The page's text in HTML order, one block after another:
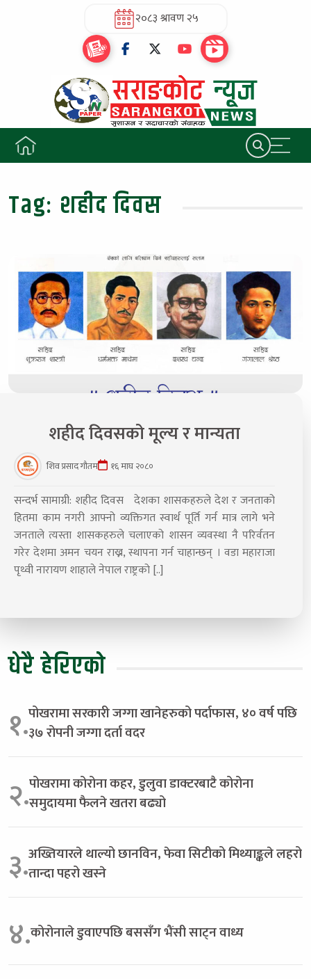
२०८३ श्रावण २५
Tag: शहीद दिवस
शहीद दिवसको मूल्य र मान्यता
शिव प्रसाद गौतम १६ माघ २०८०
सन्दर्भ सामाग्री: शहीद दिवस देशका शासकहरुले देश र जनताको
हितमा काम नगरी आफ्नो व्यक्तिगत स्वार्थ पूर्ति गर्न मात्र लागे भने
जनताले त्यस्ता शासकहरुले चलाएको शासन व्यवस्था नै परिर्वतन
गरेर देशमा अमन चयन राख्न, स्थापना गर्न चाहान्छन् । वडा महाराजा
पृथ्वी नारायण शाहाले नेपाल राष्ट्रको [..]
धेरै हेरिएको
१.पोखरामा सरकारी जग्गा खानेहरुको पर्दाफास, ४० वर्ष पछि
३७ रोपनी जग्गा दर्ता वदर
२.पोखरामा कोरोना कहर, डुलुवा डाक्टरबाटै कोरोना
समुदायमा फैलने खतरा बढ्यो
३.अख्तियारले थाल्यो छानविन, फेवा सिटीको मिथ्याङ्कले लहरो
तान्दा पहरो खस्ने
४.कोरोनाले डुवाएपछि बससँग भैंसी साट्न वाध्य